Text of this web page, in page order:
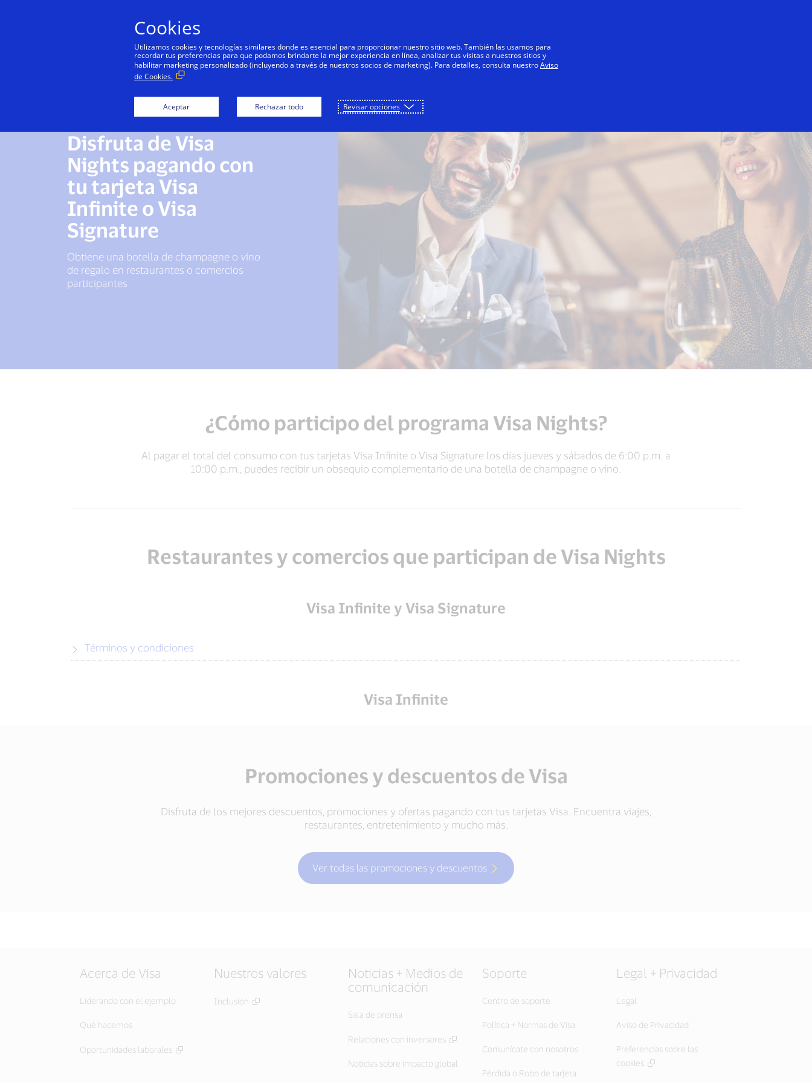
Personas Negocios Innovadores Todos
Disfruta de Visa
Nights pagando con
tu tarjeta Visa
Infinite o Visa
Signature
Obtiene una botella de champagne o vino
de regalo en restaurantes o comercios
participantes
¿Cómo participo del programa Visa Nights?
Al pagar el total del consumo con tus tarjetas Visa Infinite o Visa Signature los días jueves y sábados de 6:00 p.m. a
10:00 p.m., puedes recibir un obsequio complementario de una botella de champagne o vino.
Restaurantes y comercios que participan de Visa Nights
Visa Infinite y Visa Signature
Términos y condiciones
Visa Infinite
Promociones y descuentos de Visa
Disfruta de los mejores descuentos, promociones y ofertas pagando con tus tarjetas Visa. Encuentra viajes,
restaurantes, entretenimiento y mucho más.
Ver todas las promociones y descuentos
Acerca de Visa
Liderando con el ejemplo
Qué hacemos
Oportunidades laborales
Nuestros valores
Inclusión
Noticias + Medios de
comunicación
Sala de prensa
Relaciones con inversores
Noticias sobre impacto global
Soporte
Centro de soporte
Política + Normas de Visa
Comunícate con nosotros
Pérdida o Robo de tarjeta
Legal + Privacidad
Legal
Aviso de Privacidad
Preferencias sobre las
cookies
Cookies
Utilizamos cookies y tecnologías similares donde es esencial para proporcionar nuestro sitio web. También las usamos para
recordar tus preferencias para que podamos brindarte la mejor experiencia en línea, analizar tus visitas a nuestros sitios y
habilitar marketing personalizado (incluyendo a través de nuestros socios de marketing). Para detalles, consulta nuestroAviso
de Cookies.
Aceptar Rechazar todo Revisar opciones